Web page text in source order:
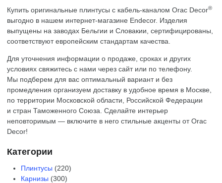
Купить оригинальные плинтусы с кабель-каналом Orac Decor®
выгодно в нашем интернет-магазине Endecor. Изделия
выпущены на заводах Бельгии и Словакии, сертифицированы,
соответствуют европейским стандартам качества.
Для уточнения информации о продаже, сроках и других
условиях свяжитесь с нами через сайт или по телефону.
Мы подберем для вас оптимальный вариант и без
промедления организуем доставку в удобное время в Москве,
по территории Московской области, Российской Федерации
и стран Таможенного Союза. Сделайте интерьер
неповторимым — включите в него стильные акценты от Orac
Decor!
Категории
Плинтусы (220)
Карнизы (300)